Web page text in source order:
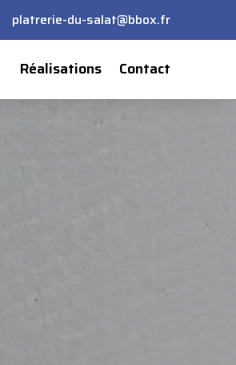
platrerie-du-salat@bbox.fr
Réalisations Contact